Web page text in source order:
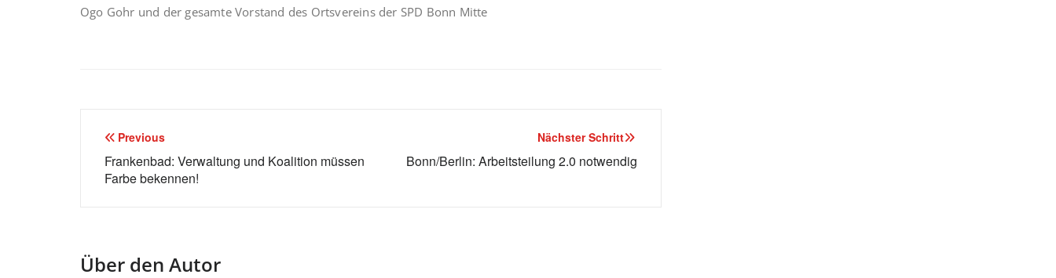
Ogo Gohr und der gesamte Vorstand des Ortsvereins der SPD Bonn Mitte
Beitragsnavigation
Previous
Frankenbad: Verwaltung und Koalition müssen
Farbe bekennen!
Nächster Schritt
Bonn/Berlin: Arbeitsteilung 2.0 notwendig
Über den Autor